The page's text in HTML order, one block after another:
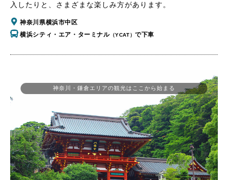
入したりと、さまざまな楽しみ方があります。
神奈川県横浜市中区
横浜シティ・エア・ターミナル（YCAT）で下車
神奈川・鎌倉エリアの観光はここから始まる